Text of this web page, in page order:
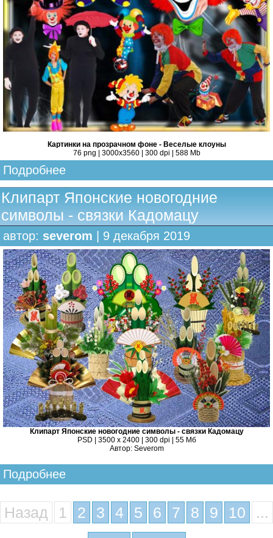
Картинки на прозрачном фоне - Веселые клоуны
76 png | 3000х3560 | 300 dpi | 588 Mb
Подробнее
Клипарт Японские новогодние
символы - связки Кадомацу
автор: severom | 9 декабря 2019
Клипарт Японские новогодние символы - связки Кадомацу
PSD | 3500 х 2400 | 300 dpi | 55 Мб
Автор: Severom
Подробнее
Назад 1 2 3 4 5 6 7 8 9 10
...